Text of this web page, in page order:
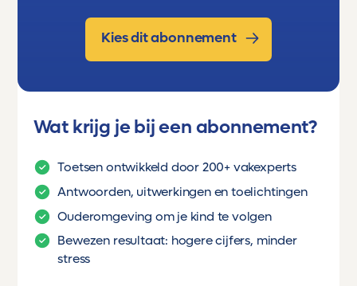
Kies dit abonnement
Wat krijg je bij een abonnement?
Toetsen ontwikkeld door 200+ vakexperts
Antwoorden, uitwerkingen en toelichtingen
Ouderomgeving om je kind te volgen
Bewezen resultaat: hogere cijfers, minder
stress